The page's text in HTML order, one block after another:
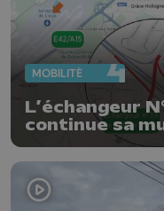
MOBILITÉ
L’échangeur
continue sa